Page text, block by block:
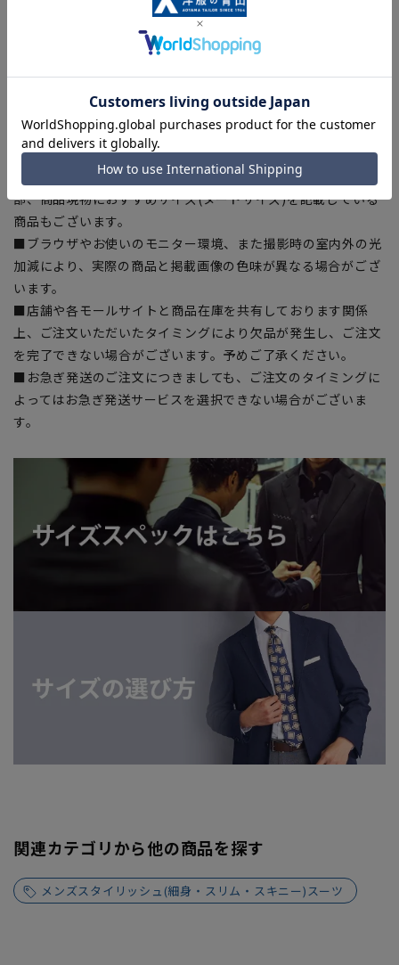
【商品に関するご注意】
■商品画像はサンプルのため、色味やサイズ等の仕様に変更が
入の目安としてご利用ください。
■生地や仕様・デザインにより、着用感や実際のサイズ表に若
干の誤差が生じる場合がございます。予めご了承ください。
■サイズスペックは仕上がりサイズを記載しております。一
部、商品現物におすすめサイズ(ヌードサイズ)を記載している
商品もございます。
■ブラウザやお使いのモニター環境、また撮影時の室内外の光
加減により、実際の商品と掲載画像の色味が異なる場合がござ
います。
■店舗や各モールサイトと商品在庫を共有しております関係
上、ご注文いただいたタイミングにより欠品が発生し、ご注文
を完了できない場合がございます。予めご了承ください。
■お急ぎ発送のご注文につきましても、ご注文のタイミングに
よってはお急ぎ発送サービスを選択できない場合がございま
す。
関連カテゴリから他の商品を探す
メンズスタイリッシュ(細身・スリム・スキニー)スーツ